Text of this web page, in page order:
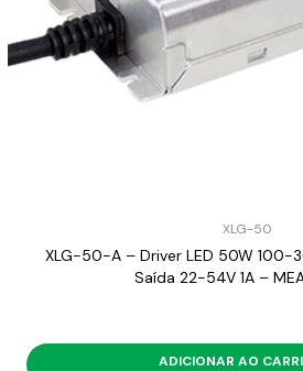
XLG-50
XLG-50-A – Driver LED 50W 100-
Saída 22-54V 1A –
ADICIONAR AO